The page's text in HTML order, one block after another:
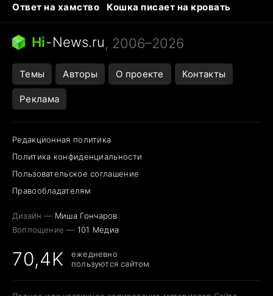
Ответ на хамство
Кошка писает на кровать
Тунцы в океанариуме
Следующая пандемия
Ядовитые пауки России
Открытие в Google Maps
Hi-News.ru, 2006–2026
Темы Авторы О проекте Контакты
Реклама
Редакционная политика
Политика конфиденциальности
Пользовательское соглашение
Правообладателям
Дизайн — Миша Гончаров
Воплощение — 101 Медиа
70,4K
ежедневно
пользуются сайтом